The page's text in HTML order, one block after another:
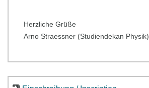
Herzliche Grüße
Arno Straessner (Studiendekan Physik)